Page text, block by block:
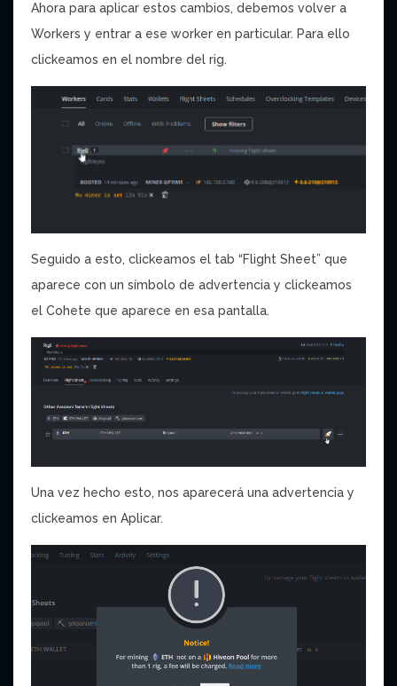
Ahora para aplicar estos cambios, debemos volver a
Workers y entrar a ese worker en particular. Para ello
clickeamos en el nombre del rig.
Seguido a esto, clickeamos el tab “Flight Sheet” que
aparece con un símbolo de advertencia y clickeamos
el Cohete que aparece en esa pantalla.
Una vez hecho esto, nos aparecerá una advertencia y
clickeamos en Aplicar.